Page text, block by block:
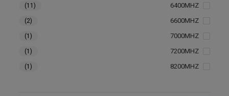
6400MHZ
(11)
6600MHZ
(2)
7000MHZ
(1)
7200MHZ
(1)
8200MHZ
(1)